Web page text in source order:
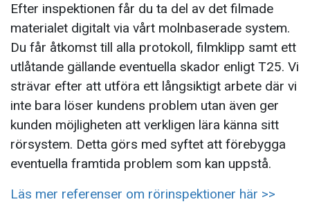
Efter inspektionen får du ta del av det filmade
materialet digitalt via vårt molnbaserade system.
Du får åtkomst till alla protokoll, filmklipp samt ett
utlåtande gällande eventuella skador enligt T25. Vi
strävar efter att utföra ett långsiktigt arbete där vi
inte bara löser kundens problem utan även ger
kunden möjligheten att verkligen lära känna sitt
rörsystem. Detta görs med syftet att förebygga
eventuella framtida problem som kan uppstå.
Läs mer referenser om rörinspektioner här >>